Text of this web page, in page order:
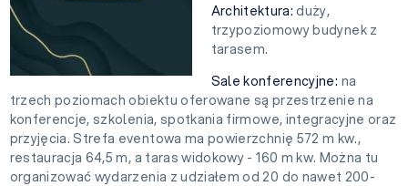
Architektura: duży,
trzypoziomowy budynek z
tarasem.
Sale konferencyjne: na
trzech poziomach obiektu oferowane są przestrzenie na
konferencje, szkolenia, spotkania firmowe, integracyjne oraz
przyjęcia. Strefa eventowa ma powierzchnię 572 m kw.,
restauracja 64,5 m, a taras widokowy - 160 m kw. Można tu
organizować wydarzenia z udziałem od 20 do nawet 200-